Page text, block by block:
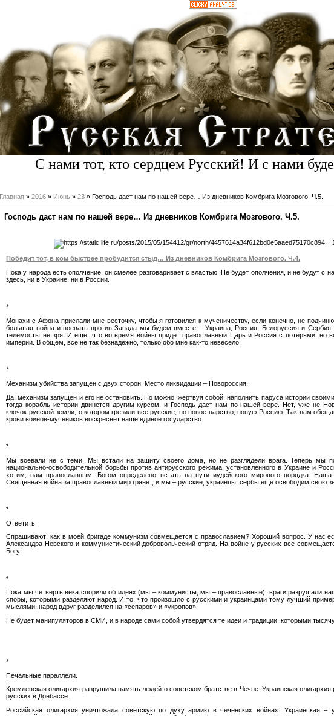
С нами тот, кто сердцем Русский! И с нами
Главная »2016 » Июнь » 23 » Господь даст нам по нашей вере… Из дневников Комбрига Мозгового. Ч.5.
Господь даст нам по нашей вере… Из дневников Комбрига Мозгового. Ч.5.
Победит тот, в ком быстрее пробудится стыд… Из дневников Комбрига Мозгового. Ч.4.
Пока у народа есть ополчение, он смелее разговаривает с властью. Не будет ополчения, и не будут с
здесь, ни в Украине, ни в России.
*
Монахи с Афона прислали мне весточку, чтобы я готовился к мученичеству, если конечно, не
большая война и воевать против Запада мы будем вместе – Украина, Россия, Белоруссия и
телемосты не зря. И еще, что во время войны придет православный Царь и Россия с потерями, но
империи. В общем, все не так безнадежно, только обо мне как-то невесело.
*
Механизм убийства запущен с двух сторон. Место ликвидации – Новороссия.
Да, механизм запущен и его не остановить. Но можно, жертвуя собой, наполнить паруса истории
тогда корабль истории двинется другим курсом, и Господь даст нам по нашей вере. Нет, уже не
клочок русской земли, о котором грезили все русские, но новое царство, новую Россию. Так нам
крови воинов-мучеников воскреснет наше единое государство.
*
Мы воевали не с теми. Мы встали на защиту своего дома, но не разглядели врага. Теперь мы
национально-освободительной борьбы против антирусского режима, установленного в Украине и
хотим, нам православным, Богом определено встать на пути иудейского мирового порядка.
Священная война за православный мир грянет, и мы – русские, украинцы, сербы еще освободим свою
*
Ответить.
Спрашивают: как в моей бригаде коммунизм совмещается с православием? Хороший вопрос. У нас
Александра Невского и коммунистический добровольческий отряд. На войне у русских все
Богу!
*
Пока мы четверть века спорили об идеях (мы – коммунисты, мы – православные), враги разрушали
споры, которыми разделяют народ. И то, что произошло с русскими и украинцами тому лучший
мыслями, народ вдруг разделился на «сепаров» и «укропов».
Не будет манипуляторов в СМИ, и в народе сами собой утвердятся те идеи и традиции, которыми
*
Печальные параллели.
Кремлевская олигархия разрушила память людей о советском братстве в Чечне. Украинская
русских в Донбассе.
Российская олигархия уничтожала советскую по духу армию в чеченских войнах. Украинская –